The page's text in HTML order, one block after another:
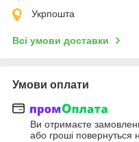
Укрпошта
Всі умови доставки
Умови оплати
Ви отримаєте
або гроші повернуться